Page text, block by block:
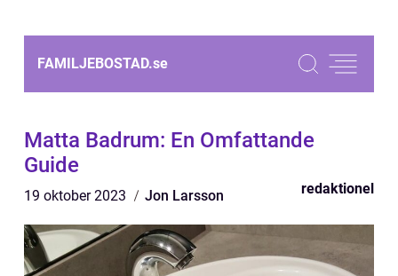
FAMILJEBOSTAD.se
Matta Badrum: En Omfattande
Guide
19 oktober 2023 Jon Larsson redaktionel